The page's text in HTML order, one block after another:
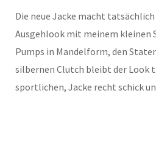
Die neue Jacke macht
Ausgehlook mit meinem kleinen
Pumps in Mandelform, den
silbernen Clutch bleibt der Look
sportlichen, Jacke recht schick